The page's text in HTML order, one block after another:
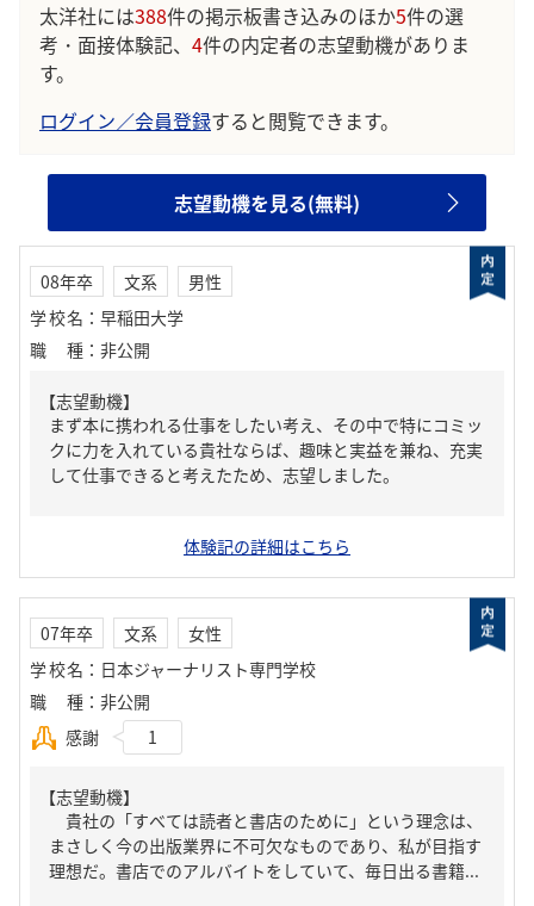
太洋社には388件の掲示板書き込みのほか5件の選
考・面接体験記、 4件の内定者の志望動機がありま
す。
ログイン／会員登録すると閲覧できます。
志望動機を見る(無料)
08年卒 文系
男性
学校名 ： 早稲田大学
職種 ： 非公開
【志望動機】
まず本に携われる仕事をしたい考え、その中で特にコミッ
クに力を入れている貴社ならば、趣味と実益を兼ね、充実
して仕事できると考えたため、志望しました。
体験記の詳細はこちら
07年卒 文系
女性
学校名 ： 日本ジャーナリスト専門学校
職種 ： 非公開
感謝
1
【志望動機】
貴社の「すべては読者と書店のために」という理念は、
まさしく今の出版業界に不可欠なものであり、私が目指す
理想だ。書店でのアルバイトをしていて、毎日出る書籍...